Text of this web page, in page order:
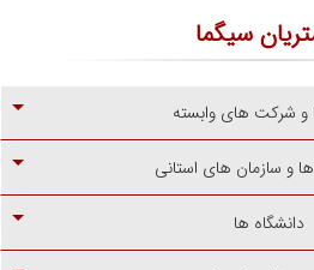
سیگما
و شرکت های وابسته
و سازمان های استانی
دانشگاه ها